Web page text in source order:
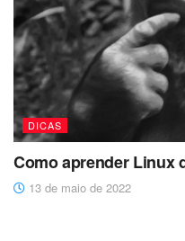
DICAS
Como aprender Linux
13 de maio de 2022